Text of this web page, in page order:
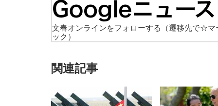
文春オンラインをフォローする
（遷移先で☆マ
ック）
関連記事